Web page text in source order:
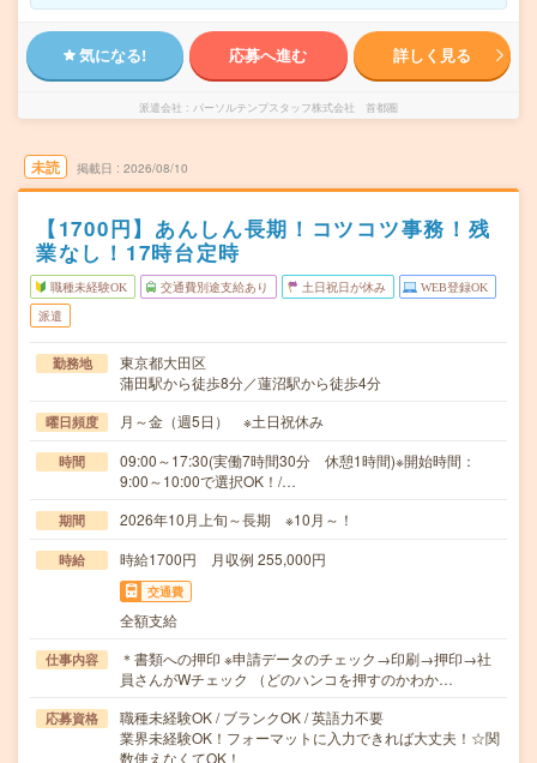
気になる! 応募へ進む 詳しく見る
派遣会社 パーソルテンプスタッフ株式会社 首都圏
未読 掲載日 2026/08/10
【1700円】あんしん長期！コツコツ事務！残
業なし！17時台定時
職種未経験OK 交通費別途支給あり 土日祝日が休み WEB登録OK
派遣
勤務地
東京都大田区
蒲田駅から徒歩8分／蓮沼駅から徒歩4分
曜日頻度 月～金（週5日） ※土日祝休み
時間
09:00～17:30(実働7時間30分 休憩1時間)※開始時間：
9:00～10:00で選択OK！/…
期間 2026年10月上旬～長期 ※10月～！
時給 時給1700円 月収例 255,000円
交通費
全額支給
仕事内容
＊書類への押印 ※申請データのチェック→印刷→押印→社
員さんがWチェック （どのハンコを押すのかわか…
応募資格
職種未経験OK / ブランクOK / 英語力不要
業界未経験OK！フォーマットに入力できれば大丈夫！☆関
数使えなくてOK！